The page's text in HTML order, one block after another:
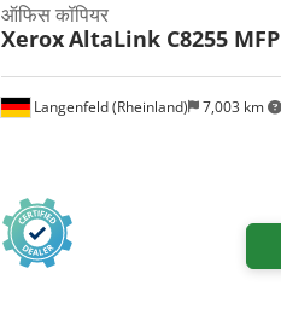
Langenfeld (Rheinland) 7,003 km
ऑफिस कॉपियर
XeroxAltaLink C8255 MFP